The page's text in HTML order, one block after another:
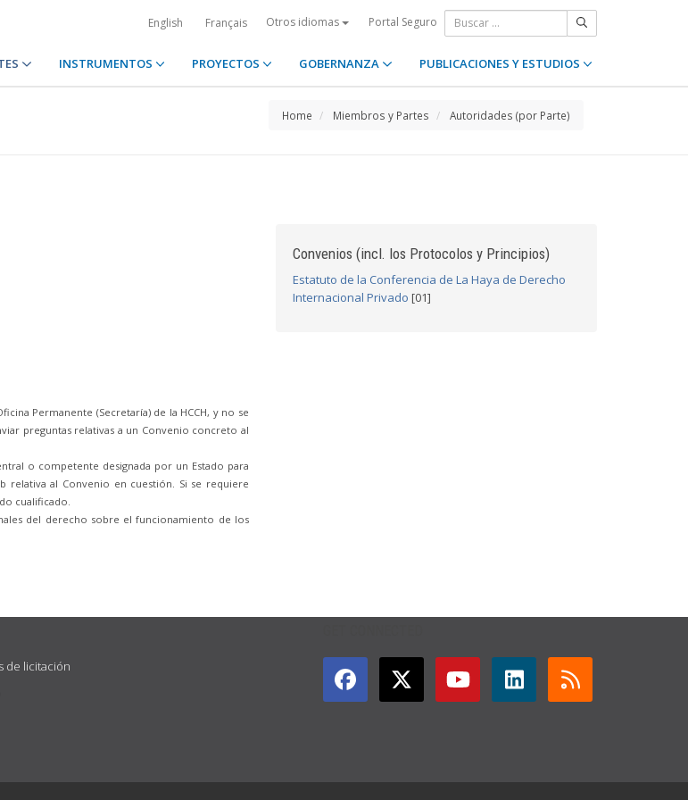
English Français Otros idiomas Portal Seguro
INSTRUMENTOS PROYECTOS GOBERNANZA PUBLICACIONES Y ESTUDIOS
Home Miembros y Partes Autoridades (por Parte)
Permanente (Secretaría) de la HCCH, y no se
preguntas relativas a un Convenio concreto al
o competente designada por un Estado para
relativa al Convenio en cuestión. Si se requiere
cualificado.
del derecho sobre el funcionamiento de los
Convenios (incl. los Protocolos y Principios)
Estatuto de la Conferencia de La Haya de Derecho
Internacional Privado [01]
de licitación